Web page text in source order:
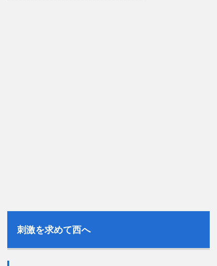
刺激を求めて西へ